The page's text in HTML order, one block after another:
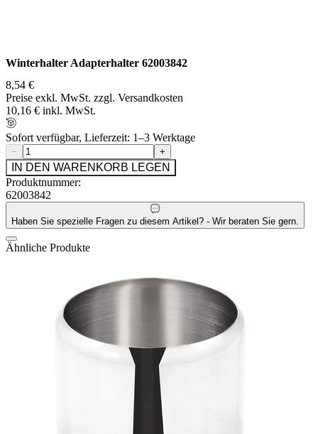
Winterhalter Adapterhalter 62003842
8,54 €
Preise exkl. MwSt. zzgl. Versandkosten
10,16 € inkl. MwSt.
Sofort verfügbar, Lieferzeit: 1–3 Werktage
− +
IN DEN WARENKORB LEGEN
Produktnummer:
62003842
Haben Sie spezielle Fragen zu diesem Artikel? - Wir beraten Sie gern.
Ähnliche Produkte